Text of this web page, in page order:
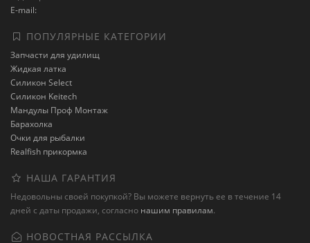
E-mail:
ПОПУЛЯРНЫЕ КАТЕГОРИИ
Запчасти для удилищ
Жидкая латка
Силикон Select
Силикон Keitech
Мандулы Проф Монтаж
Барахолка
Очки для рыбалки
Realfish прикормка
НАША ГАРАНТИЯ
Недовольны своей покупкой? Вы можете вернуть ее в течение 14
дней с даты продажи, согласно нашим правилам.
НОВОСТНАЯ РАССЫЛКА